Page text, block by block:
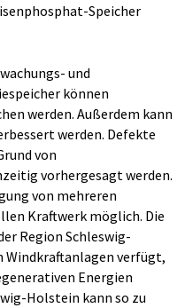
Speicher
und
können
werden. Außerdem kann
werden. Defekte
von
vorhergesagt werden.
von mehreren
Kraftwerk möglich. Die
Region Schleswig-
Windkraftanlagen verfügt,
Energien
Holstein kann so zu